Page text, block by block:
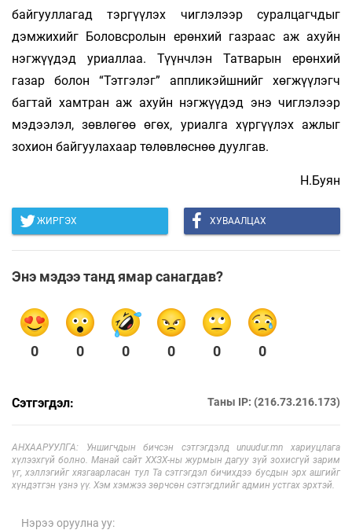
байгууллагад тэргүүлэх чиглэлээр суралцагчдыг
дэмжихийг Боловсролын ерөнхий газраас аж ахуйн
нэгжүүдэд уриаллаа. Түүнчлэн Татварын ерөнхий
газар болон “Тэтгэлэг” аппликэйшнийг хөгжүүлэгч
багтай хамтран аж ахуйн нэгжүүдэд энэ чиглэлээр
мэдээлэл, зөвлөгөө өгөх, уриалга хүргүүлэх ажлыг
зохион байгуулахаар төлөвлөснөө дуулгав.
Н.Буян
ЖИРГЭХ ХУВААЛЦАХ
Энэ мэдээ танд ямар санагдав?
0 0 0 0 0 0
Сэтгэгдэл: Таны IP: (216.73.216.173)
АНХААРУУЛГА: Уншигчдын бичсэн сэтгэгдэлд unuudur.mn хариуцлага
хүлээхгүй болно. Манай сайт ХХЗХ-ны журмын дагуу зүй зохисгүй зарим
үг, хэллэгийг хязгаарласан тул Та сэтгэгдэл бичихдээ бусдын эрх ашгийг
хүндэтгэн үзнэ үү. Хэм хэмжээ зөрчсөн сэтгэгдлийг админ устгах эрхтэй.